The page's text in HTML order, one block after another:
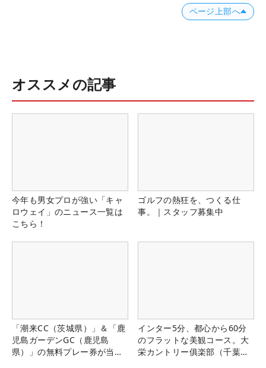
ページ上部へ
オススメの記事
今年も男女プロが強い「キャ
ロウェイ」のニュース一覧は
こちら！
ゴルフの熱狂を、つくる仕
事。｜スタッフ募集中
「潮来CC（茨城県）」＆「鹿
児島ガーデンGC（鹿児島
県）」の無料プレー券が当た
インター5分、都心から60分
のフラットな美観コース。大
栄カントリー俱楽部（千葉